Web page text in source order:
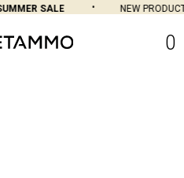
SALE NEW
0